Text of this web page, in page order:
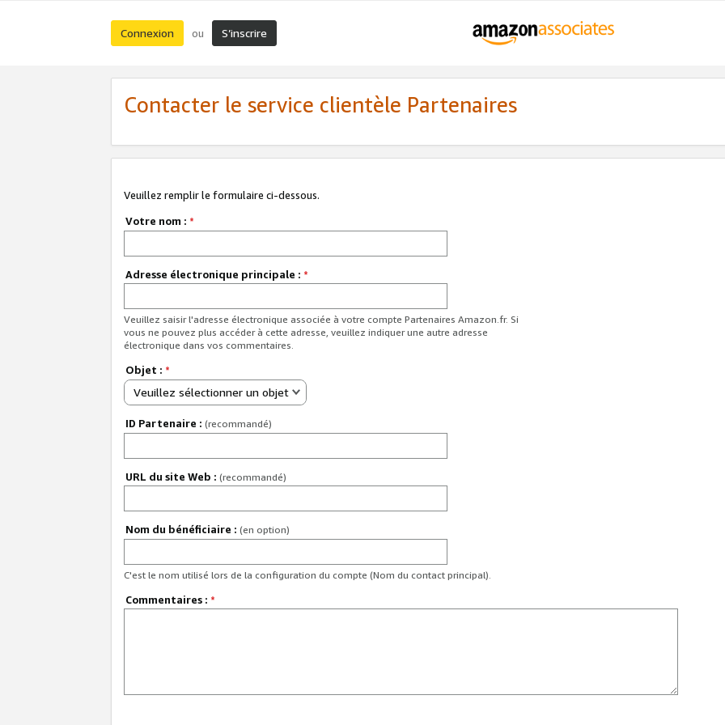
Connexion ou S’inscrire
Contacter le service clientèle Partenaires
Veuillez remplir le formulaire ci-dessous.
Votre nom : *
Adresse électronique principale : *
Veuillez saisir l'adresse électronique associée à votre compte Partenaires Amazon.fr. Si
vous ne pouvez plus accéder à cette adresse, veuillez indiquer une autre adresse
électronique dans vos commentaires.
Objet : *
Veuillez sélectionner un objet
ID Partenaire : (recommandé)
URL du site Web : (recommandé)
Nom du bénéficiaire : (en option)
C'est le nom utilisé lors de la configuration du compte (Nom du contact principal).
Commentaires : *